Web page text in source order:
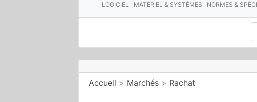
LOGICIEL MATÉRIEL & SYSTÈMES NORMES &
Accueil > Marchés > Rachat